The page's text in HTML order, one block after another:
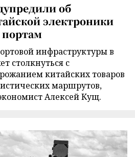
об
электроники
портам
инфраструктуры в
столкнуться с
китайских товаров
маршрутов,
Алексей Кущ.